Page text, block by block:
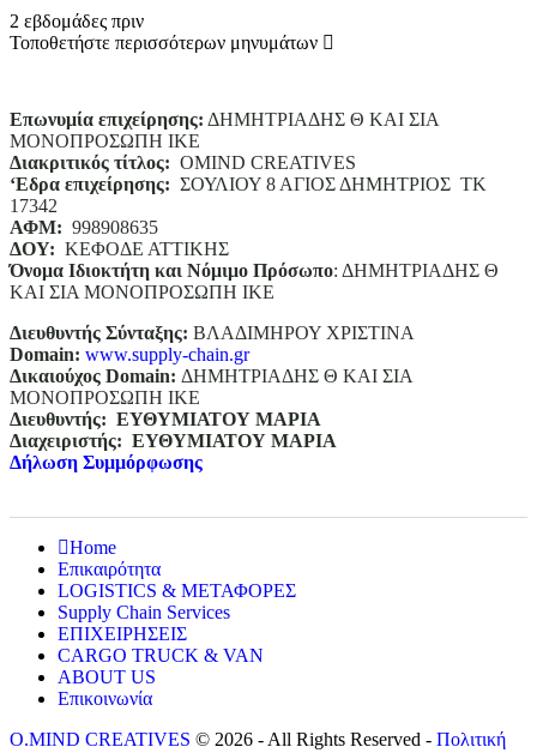
2 εβδομάδες πριν
Τοποθετήστε περισσότερων μηνυμάτων
Επωνυμία επιχείρησης: ΔΗΜΗΤΡΙΑΔΗΣ Θ ΚΑΙ ΣΙΑ
ΜΟΝΟΠΡΟΣΩΠΗ ΙΚΕ
Διακριτικός τίτλος: ΟΜΙΝD CREATIVES
‘Eδρα επιχείρησης: ΣΟΥΛΙΟΥ 8 ΑΓΙΟΣ ΔΗΜΗΤΡΙΟΣ ΤΚ
17342
ΑΦΜ: 998908635
ΔΟΥ: ΚΕΦΟΔΕ ΑΤΤΙΚΗΣ
Όνομα Ιδιοκτήτη και Νόμιμο Πρόσωπο: ΔΗΜΗΤΡΙΑΔΗΣ Θ
ΚΑΙ ΣΙΑ ΜΟΝΟΠΡΟΣΩΠΗ ΙΚΕ
Διευθυντής Σύνταξης: ΒΛΑΔΙΜΗΡΟΥ ΧΡΙΣΤΙΝΑ
Domain: www.supply-chain.gr
Δικαιούχος Domain: ΔΗΜΗΤΡΙΑΔΗΣ Θ ΚΑΙ ΣΙΑ
ΜΟΝΟΠΡΟΣΩΠΗ ΙΚΕ
Διευθυντής: ΕΥΘΥΜΙΑΤΟΥ ΜΑΡΙΑ
Διαχειριστής: ΕΥΘΥΜΙΑΤΟΥ ΜΑΡΙΑ
Δήλωση Συμμόρφωσης
Home
Επικαιρότητα
LOGISTICS & ΜΕΤΑΦΟΡΕΣ
Supply Chain Services
ΕΠΙΧΕΙΡΗΣΕΙΣ
CARGO TRUCK & VAN
ABOUT US
Επικοινωνία
O.MIND CREATIVES © 2026 - All Rights Reserved - Πολιτική